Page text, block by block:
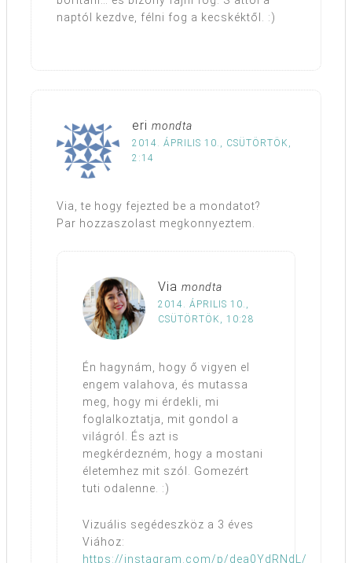
naptól kezdve, félni fog a kecskéktől. :)
eri mondta
2014. ÁPRILIS 10., CSÜTÖRTÖK,
2:14
Via, te hogy fejezted be a mondatot?
Par hozzaszolast megkonnyeztem.
Via mondta
2014. ÁPRILIS 10.,
CSÜTÖRTÖK, 10:28
Én hagynám, hogy ő vigyen el
engem valahova, és mutassa
meg, hogy mi érdekli, mi
foglalkoztatja, mit gondol a
világról. És azt is
megkérdezném, hogy a mostani
életemhez mit szól. Gomezért
tuti odalenne. :)
Vizuális segédeszköz a 3 éves
Viához:
https://instagram.com/p/dea0YdRNdL/